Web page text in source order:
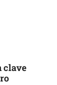
clave